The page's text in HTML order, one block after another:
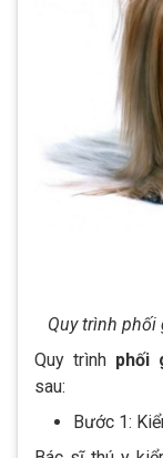
Quy trình phối
Quy trìnhphối
sau:
Bước 1: